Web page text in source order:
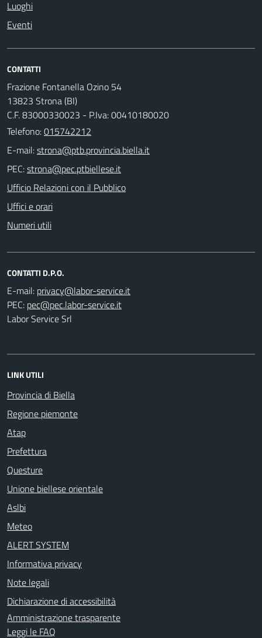
Luoghi
Eventi
CONTATTI
Frazione Fontanella Ozino 54
13823 Strona (BI)
C.F. 83000330023 - P.Iva: 00410180020
Telefono:015742212
E-mail:
PEC:
Ufficio Relazioni con il Pubblico
Uffici e orari
Numeri utili
CONTATTI D.P.O.
E-mail:
PEC:
Labor Service Srl
LINK UTILI
Provincia di Biella
Regione piemonte
Atap
Prefettura
Questure
Unione biellese orientale
Aslbi
Meteo
ALERT SYSTEM
Informativa privacy
Note legali
Dichiarazione di accessibilità
Amministrazione trasparente
Leggi le FAQ